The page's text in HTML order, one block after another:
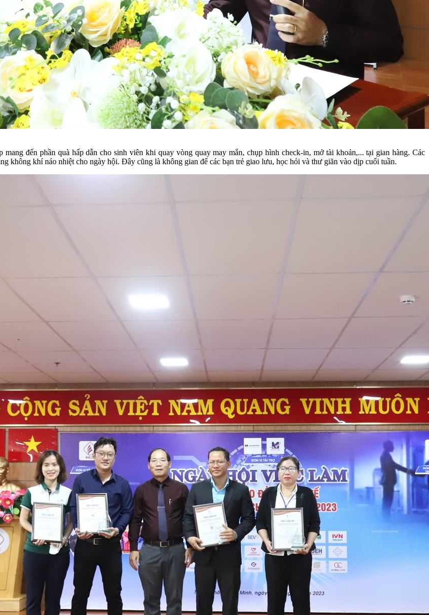
đến phần quà hấp dẫn cho sinh viên khi quay vòng quay may mắn, chụp hình check-in, mở tài khoản,... tại gian hàng. Các
không khí náo nhiệt cho ngày hội. Đây cũng là không gian để các bạn trẻ giao lưu, học hỏi và thư giãn vào dịp cuối tuần.